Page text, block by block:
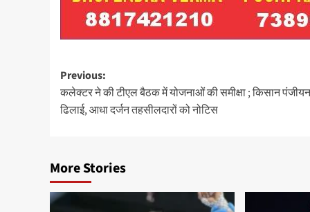
Post
navigation
Previous:
कलेक्टर ने की टीएल बैठक में योजनाओं की समीक्षा ; किसान
ढिलाई, आधा दर्जन तहसीलदारों को नोटिस
More Stories